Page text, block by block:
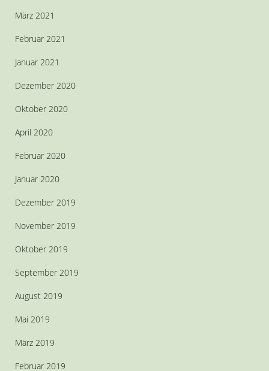
März 2021
Februar 2021
Januar 2021
Dezember 2020
Oktober 2020
April 2020
Februar 2020
Januar 2020
Dezember 2019
November 2019
Oktober 2019
September 2019
August 2019
Mai 2019
März 2019
Februar 2019